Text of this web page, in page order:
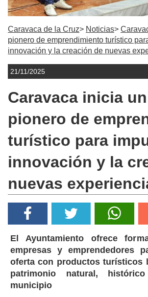
Caravaca de la Cruz Noticias
pionero de emprendimiento turístico
innovación y la creación de nuevas
21/11/2025
Caravaca inicia
pionero de
turístico para
innovación y la
nuevas
El Ayuntamiento ofrece
empresas y emprendedores
oferta con productos turísticos
patrimonio natural,
municipio